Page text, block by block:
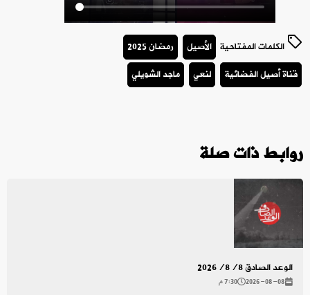
الكلمات المفتاحية الأصيل
رمضان 2025
قناة أصيل الفضائية
لنعي ماجد الشويلي
روابط ذات صلة
الوعد الصادق 2026/8/8
2026-08-08 7:30 م